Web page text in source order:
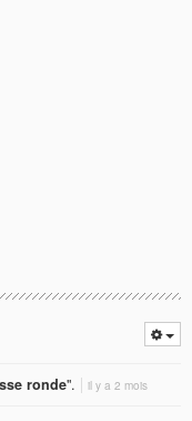
ronde". il y a 2 mois